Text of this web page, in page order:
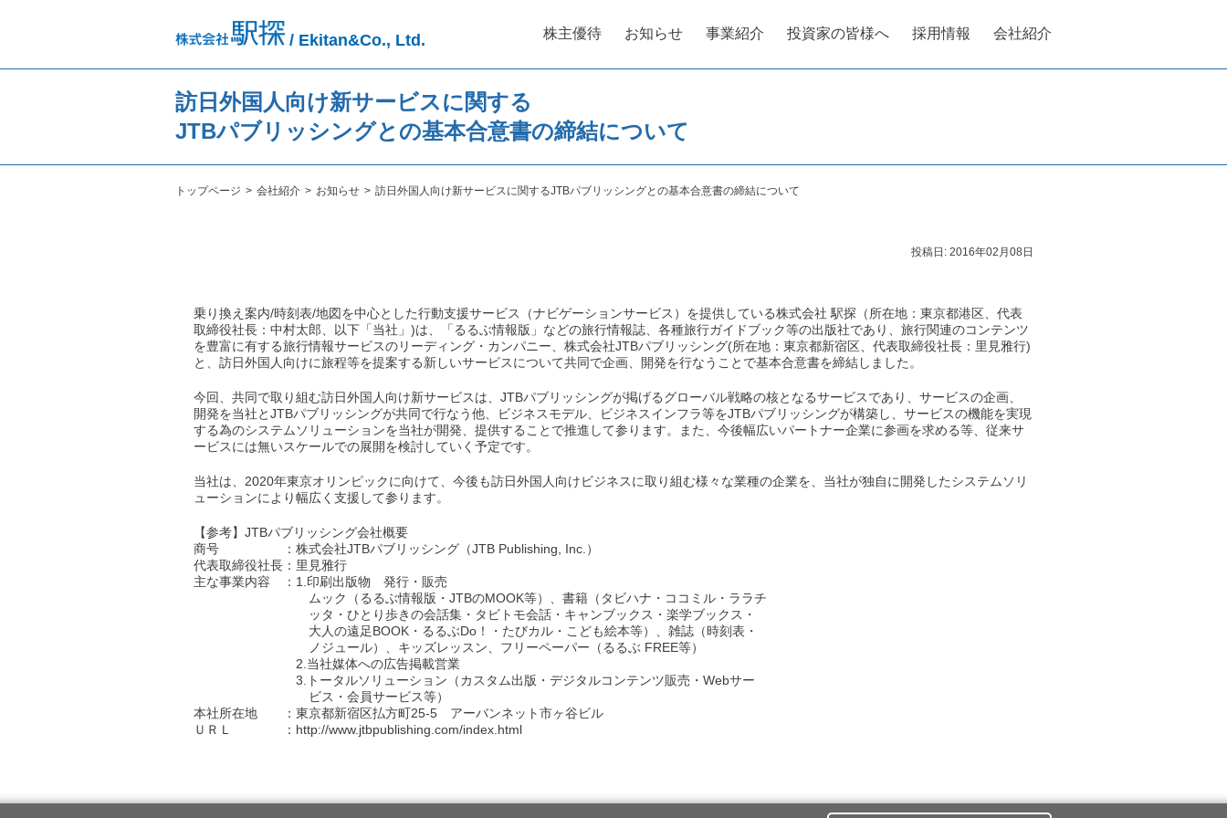
/ Ekitan&Co., Ltd. 株主優待 お知らせ 事業紹介 投資家の皆様へ 採用情報 会社紹介
訪日外国人向け新サービスに関する
JTBパブリッシングとの基本合意書の締結について
トップページ 会社紹介 お知らせ 訪日外国人向け新サービスに関するJTBパブリッシングとの基本合意書の締結について
投稿日: 2016年02月08日
乗り換え案内/時刻表/地図を中心とした行動支援サービス（ナビゲーションサービス）を提供している株式会社 駅探（所在地：東京都港区、代表
取締役社長：中村太郎、以下「当社」)は、「るるぶ情報版」などの旅行情報誌、各種旅行ガイドブック等の出版社であり、旅行関連のコンテンツ
を豊富に有する旅行情報サービスのリーディング・カンパニー、株式会社JTBパブリッシング(所在地：東京都新宿区、代表取締役社長：里見雅行)
と、訪日外国人向けに旅程等を提案する新しいサービスについて共同で企画、開発を行なうことで基本合意書を締結しました。
今回、共同で取り組む訪日外国人向け新サービスは、JTBパブリッシングが掲げるグローバル戦略の核となるサービスであり、サービスの企画、
開発を当社とJTBパブリッシングが共同で行なう他、ビジネスモデル、ビジネスインフラ等をJTBパブリッシングが構築し、サービスの機能を実現
する為のシステムソリューションを当社が開発、提供することで推進して参ります。また、今後幅広いパートナー企業に参画を求める等、従来サ
ービスには無いスケールでの展開を検討していく予定です。
当社は、2020年東京オリンピックに向けて、今後も訪日外国人向けビジネスに取り組む様々な業種の企業を、当社が独自に開発したシステムソリ
ューションにより幅広く支援して参ります。
【参考】JTBパブリッシング会社概要
商号 ：株式会社JTBパブリッシング（JTB Publishing, Inc.）
代表取締役社長：里見雅行
主な事業内容 ：1.印刷出版物 発行・販売
ムック（るるぶ情報版・JTBのMOOK等）、書籍（タビハナ・ココミル・ララチ
ッタ・ひとり歩きの会話集・タビトモ会話・キャンブックス・楽学ブックス・
大人の遠足BOOK・るるぶDo！・たびカル・こども絵本等）、雑誌（時刻表・
ノジュール）、キッズレッスン、フリーペーパー（るるぶ FREE等）
2.当社媒体への広告掲載営業
3.トータルソリューション（カスタム出版・デジタルコンテンツ販売・Webサー
ビス・会員サービス等）
本社所在地 ：東京都新宿区払方町25-5 アーバンネット市ヶ谷ビル
ＵＲＬ ：http://www.jtbpublishing.com/index.html